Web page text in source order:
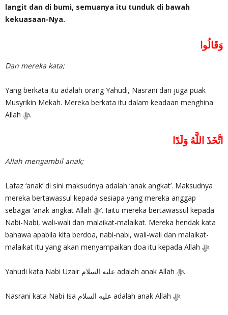
langit dan di bumi, semuanya itu tunduk di bawah
kekuasaan-Nya.
وَقَالُوا
Dan mereka kata;
Yang berkata itu adalah orang Yahudi, Nasrani dan juga puak
Musyrikin Mekah. Mereka berkata itu dalam keadaan menghina
Allah ‎ﷻ.
اتَّخَذَ اللَّهُ وَلَدًا
Allah mengambil anak;
Lafaz ‘anak’ di sini maksudnya adalah ‘anak angkat’. Maksudnya
mereka bertawassul kepada sesiapa yang mereka anggap
sebagai ‘anak angkat Allah ‎ﷻ’. Iaitu mereka bertawassul kepada
Nabi-Nabi, wali-wali dan malaikat-malaikat. Mereka hendak kata
bahawa apabila kita berdoa, nabi-nabi, wali-wali dan malaikat-
malaikat itu yang akan menyampaikan doa itu kepada Allah ‎ﷻ.
Yahudi kata Nabi Uzair عليه السلام adalah anak Allah ‎ﷻ.
Nasrani kata Nabi Isa عليه السلام adalah anak Allah ‎ﷻ.